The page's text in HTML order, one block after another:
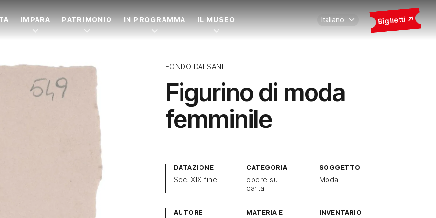
IMPARA PATRIMONIO IN PROGRAMMA IL MUSEO Biglietti
FONDO DALSANI
Figurino di moda
femminile
DATAZIONE
Sec. XIX fine
CATEGORIA
opere su
carta
SOGGETTO
Moda
AUTORE
MATERIA E
INVENTARIO